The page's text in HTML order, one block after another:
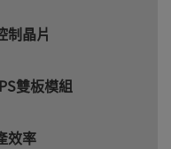
制晶片
雙板模組
效率